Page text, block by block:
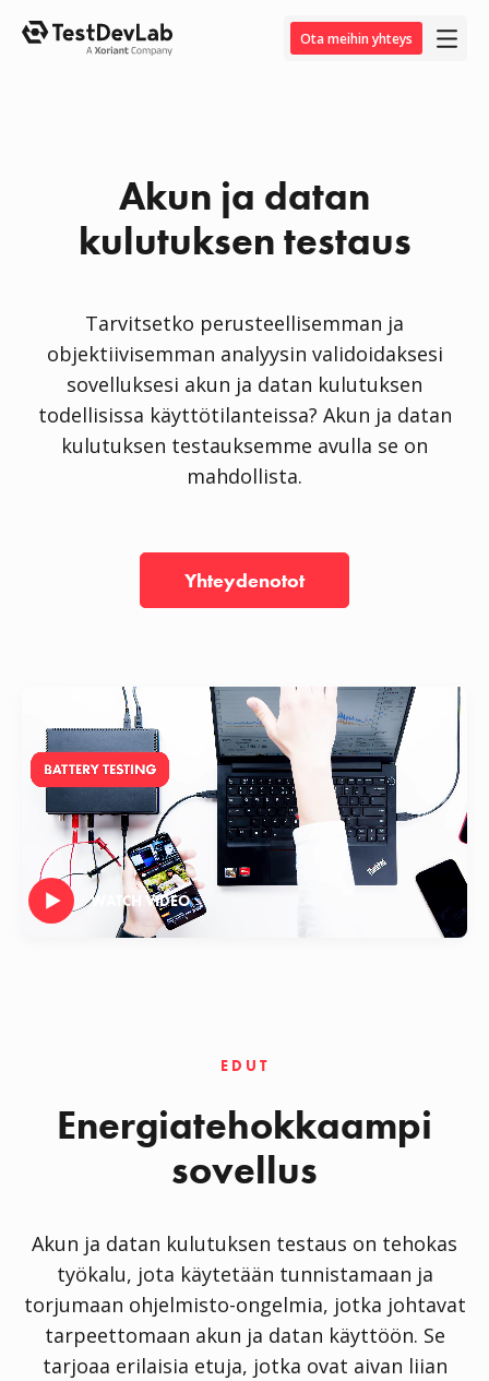
Ota meihin yhteys
Akun ja datan
kulutuksen testaus
Tarvitsetko perusteellisemman ja
objektiivisemman analyysin validoidaksesi
sovelluksesi akun ja datan kulutuksen
todellisissa käyttötilanteissa? Akun ja datan
kulutuksen testauksemme avulla se on
mahdollista.
Yhteydenotot
WATCH VIDEO
EDUT
Energiatehokkaampi
sovellus
Akun ja datan kulutuksen testaus on tehokas
työkalu, jota käytetään tunnistamaan ja
torjumaan ohjelmisto-ongelmia, jotka johtavat
tarpeettomaan akun ja datan käyttöön. Se
tarjoaa erilaisia etuja, jotka ovat aivan liian